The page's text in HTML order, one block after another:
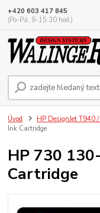
+420 603 417 845
(Po-Pá, 8-15:30 hod.)
Úvod HP DesignJet T940
Ink Cartridge
HP 730
Cartridge